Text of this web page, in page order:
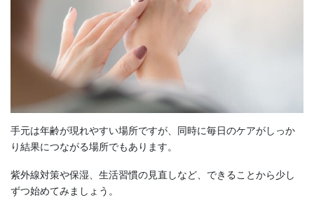
手元は年齢が現れやすい場所ですが、同時に毎日のケアがしっか
り結果につながる場所でもあります。
紫外線対策や保湿、生活習慣の見直しなど、できることから少し
ずつ始めてみましょう。